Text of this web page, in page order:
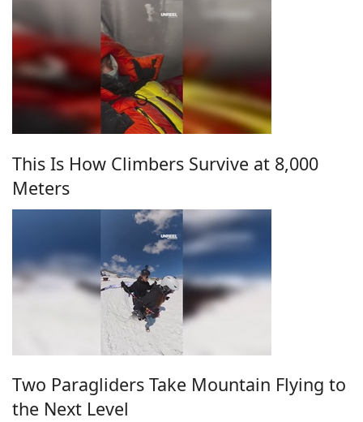
This Is How Climbers Survive at 8,000
Meters
Two Paragliders Take Mountain Flying to
the Next Level